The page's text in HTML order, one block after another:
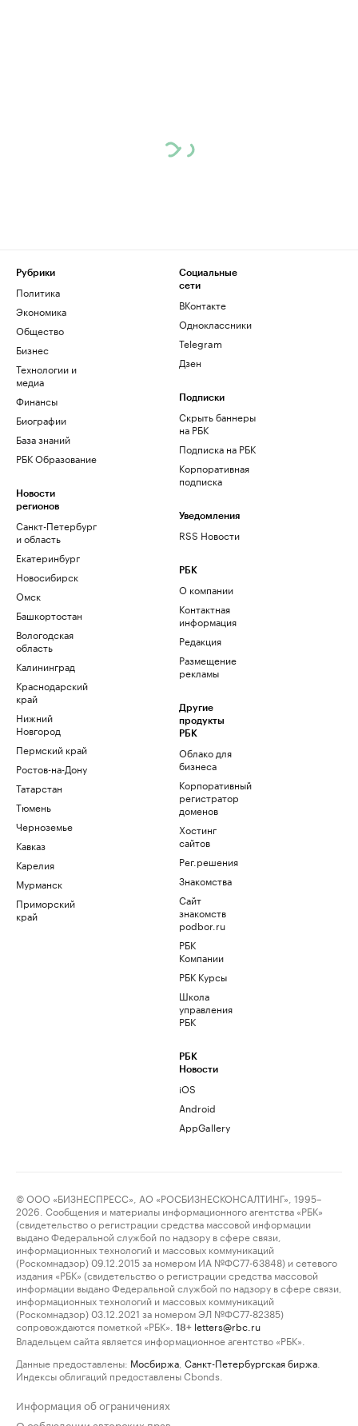
Рубрики
Политика
Экономика
Общество
Бизнес
Технологии и
медиа
Финансы
Биографии
База знаний
РБК Образование
Новости
регионов
Санкт-Петербург
и область
Екатеринбург
Новосибирск
Омск
Башкортостан
Вологодская
область
Калининград
Краснодарский
край
Нижний
Новгород
Пермский край
Ростов-на-Дону
Татарстан
Тюмень
Черноземье
Кавказ
Карелия
Мурманск
Приморский
край
Социальные
сети
ВКонтакте
Одноклассники
Telegram
Дзен
Подписки
Скрыть баннеры
на РБК
Подписка на РБК
Корпоративная
подписка
Уведомления
RSS Новости
РБК
О компании
Контактная
информация
Редакция
Размещение
рекламы
Другие
продукты
РБК
Облако для
бизнеса
Корпоративный
регистратор
доменов
Хостинг
сайтов
Рег.решения
Знакомства
Сайт
знакомств
podbor.ru
РБК
Компании
РБК Курсы
Школа
управления
РБК
РБК
Новости
iOS
Android
AppGallery
© ООО «БИЗНЕСПРЕСС», АО «РОСБИЗНЕСКОНСАЛТИНГ», 1995–
2026. Сообщения и материалы информационного агентства «РБК»
(свидетельство о регистрации средства массовой информации
выдано Федеральной службой по надзору в сфере связи,
информационных технологий и массовых коммуникаций
(Роскомнадзор) 09.12.2015 за номером ИА №ФС77-63848) и сетевого
издания «РБК» (свидетельство о регистрации средства массовой
информации выдано Федеральной службой по надзору в сфере связи,
информационных технологий и массовых коммуникаций
(Роскомнадзор) 03.12.2021 за номером ЭЛ №ФС77-82385)
сопровождаются пометкой «РБК».
18+ letters@rbc.ru
Владельцем сайта является информационное агентство «РБК».
Данные предоставлены: Мосбиржа Санкт-Петербургская биржа
Индексы облигаций предоставлены Cbonds.
Информация об ограничениях